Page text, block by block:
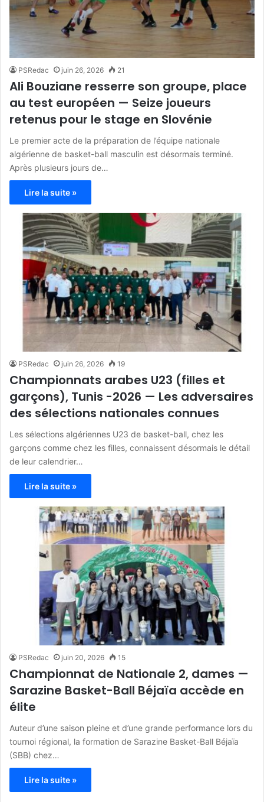
PSRedac juin 26, 2026 21
Ali Bouziane resserre son groupe, place
au test européen — Seize joueurs
retenus pour le stage en Slovénie
Le premier acte de la préparation de l’équipe nationale
algérienne de basket-ball masculin est désormais terminé.
Après plusieurs jours de…
Lire la suite »
PSRedac juin 26, 2026 19
Championnats arabes U23 (filles et
garçons), Tunis -2026 — Les adversaires
des sélections nationales connues
Les sélections algériennes U23 de basket-ball, chez les
garçons comme chez les filles, connaissent désormais le détail
de leur calendrier…
Lire la suite »
PSRedac juin 20, 2026 15
Championnat de Nationale 2, dames —
Sarazine Basket-Ball Béjaïa accède en
élite
Auteur d’une saison pleine et d’une grande performance lors du
tournoi régional, la formation de Sarazine Basket-Ball Béjaïa
(SBB) chez…
Lire la suite »